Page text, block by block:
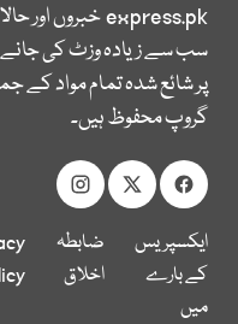
express.pkخبروں اور
سب سے زیادہ وزٹ کی
پر شائع شدہ تمام مواد کے
گروپ محفوظ ہیں۔
ایکسپریس
کے بارے
میں
ضابطہ
اخلاق